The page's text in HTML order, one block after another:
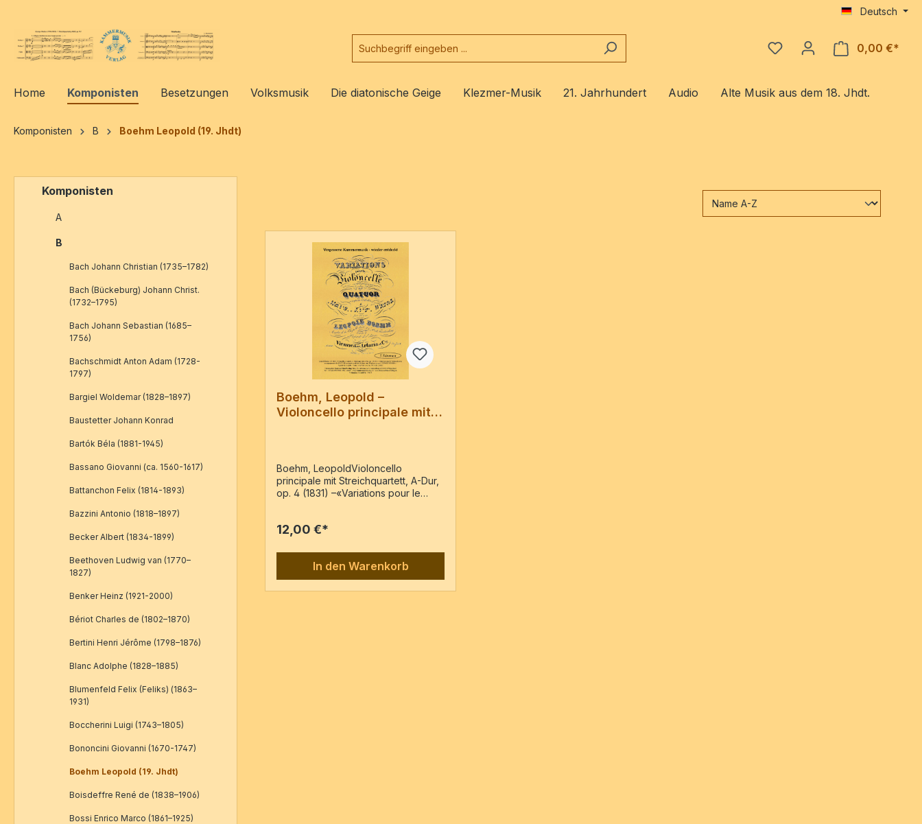
Deutsch
0,00 €*
Home Komponisten Besetzungen Volksmusik Die diatonische Geige Klezmer-Musik 21. Jahrhundert Audio Alte Musik aus dem 18. Jhdt.
Komponisten B Boehm Leopold (19. Jhdt)
Komponisten
A
B
Bach Johann Christian (1735–1782)
Bach (Bückeburg) Johann Christ.
(1732–1795)
Bach Johann Sebastian (1685–
1756)
Bachschmidt Anton Adam (1728-
1797)
Bargiel Woldemar (1828–1897)
Baustetter Johann Konrad
Bartók Béla (1881-1945)
Bassano Giovanni (ca. 1560-1617)
Battanchon Felix (1814-1893)
Bazzini Antonio (1818–1897)
Becker Albert (1834-1899)
Beethoven Ludwig van (1770–
1827)
Benker Heinz (1921-2000)
Bériot Charles de (1802–1870)
Bertini Henri Jérôme (1798–1876)
Blanc Adolphe (1828–1885)
Blumenfeld Felix (Feliks) (1863–
1931)
Boccherini Luigi (1743–1805)
Bononcini Giovanni (1670-1747)
Boehm Leopold (19. Jhdt)
Boisdeffre René de (1838–1906)
Bossi Enrico Marco (1861–1925)
Boehm, Leopold –
Violoncello principale mit
Boehm, LeopoldVioloncello
principale mit Streichquartett, A-Dur,
op. 4 (1831) –«Variations pour le
dédiées à Mons. Ant. Weigl par son
Ausgabe: Vienne : chez Artaria et
Cie, PN: 3028, [c1831]Vc princ., 2 Vl,
Va, Basso5 Stimmen / 40 Seiten
12,00 €*
In den Warenkorb